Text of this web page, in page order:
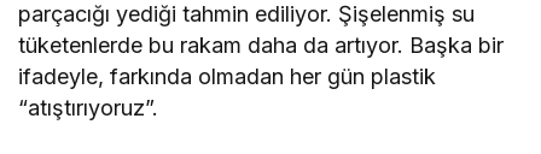
parçacığı yediği tahmin ediliyor. Şişelenmiş su
tüketenlerde bu rakam daha da artıyor. Başka bir
ifadeyle, farkında olmadan her gün plastik
“atıştırıyoruz”.